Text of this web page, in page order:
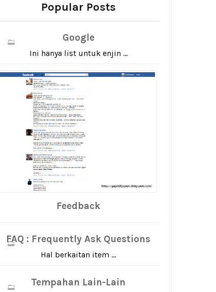
Popular Posts
Google
Ini hanya list untuk enjin ...
Feedback
FAQ : Frequently Ask Questions
Hal berkaitan item ...
Tempahan Lain-Lain